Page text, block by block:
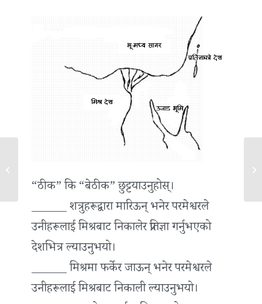
“ठीक” कि “बेठीक” छुट्टयाउनुहोस्।
______ शत्रुहरूद्वारा मारिऊन् भनेर परमेश्वरले
उनीहरूलाई मिश्रबाट निकालेर प्रतिज्ञा गर्नुभएको
देशभित्र ल्याउनुभयो।
______ मिश्रमा फर्केर जाऊन् भनेर परमेश्वरले
उनीहरूलाई मिश्रबाट निकाली ल्याउनुभयो।